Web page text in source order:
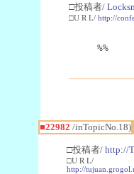
□投稿者/
□U R L/ http://
%%
■22982 /inTopicNo.18)
□投稿者/ http://
□U R L/
http://